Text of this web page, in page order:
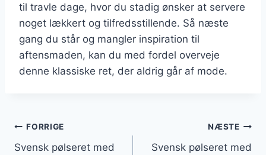
til travle dage, hvor du stadig ønsker at servere
noget lækkert og tilfredsstillende. Så næste
gang du står og mangler inspiration til
aftensmaden, kan du med fordel overveje
denne klassiske ret, der aldrig går af mode.
Indlægsnavigation
FORRIGE
Svensk pølseret med
NÆSTE
Svensk pølseret med